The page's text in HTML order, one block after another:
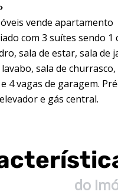
vende apartamento
com 3 suítes sendo 1
sala de estar, sala de
sala de
4 vagas de garagem.
e gás central.
do